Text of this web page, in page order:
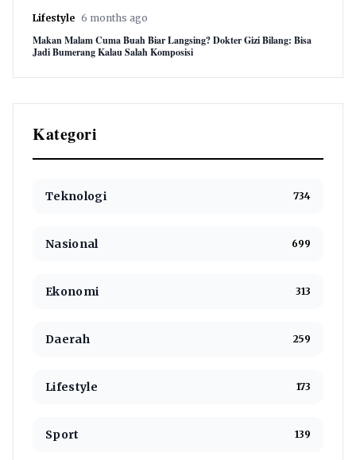
Lifestyle 6 months ago
Makan Malam Cuma Buah Biar Langsing? Dokter Gizi Bilang: Bisa
Jadi Bumerang Kalau Salah Komposisi
Kategori
Teknologi 734
Nasional 699
Ekonomi 313
Daerah 259
Lifestyle 173
Sport 139